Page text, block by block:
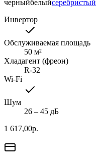
черныйбелыйсеребристый
Инвертор
Обслуживаемая площадь
50 м²
Хладагент (фреон)
R-32
Wi-Fi
Шум
26 ‒ 45 дБ
1 617,00р.